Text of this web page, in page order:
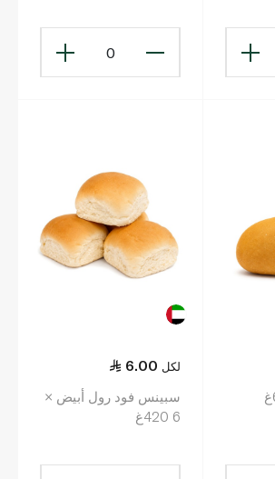
0
6.00 لكل
سبينس فود رول أبيض ×
6 420غ